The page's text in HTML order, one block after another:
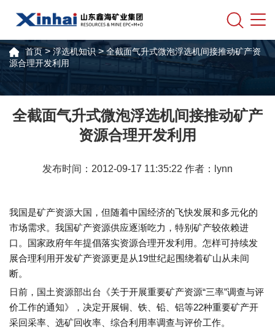
首页>浮选机知识>全截面气升式微泡浮选机间接推动矿产资
源合理开发利用
全截面气升式微泡浮选机间接推动矿产
资源合理开发利用
发布时间：2012-09-17 11:35:22 作者：lynn
我国是矿产资源大国，但随着中国经济的飞快发展和多元化的
市场需求。我国矿产资源供应逐渐吃力，特别矿产较依赖进
口。国家政府年年提倡落实资源合理开发利用。怎样可持续发
展合理利用开发矿产资源更是从19世纪起围绕着矿山从未间
断。
日前，国土资源部出台《关于开展重要矿产资源“三率”调查与评
价工作的通知》，决定开展铜、铁、铅、铝等22种重要矿产开
采回采率、选矿回收率、综合利用率调查与评价工作。